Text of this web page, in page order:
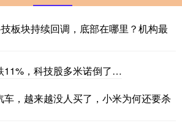
板块持续回调，底部在哪里？机构最
11%，科技股多米诺倒了…
车，越来越没人买了，小米为何还要杀